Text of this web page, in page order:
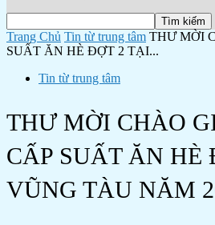
Trang Chủ Tin từ trung tâm THƯ MỜI
SUẤT ĂN HÈ ĐỢT 2 TẠI...
Tin từ trung tâm
THƯ MỜI CHÀO
CẤP SUẤT ĂN HÈ
VŨNG TÀU NĂM